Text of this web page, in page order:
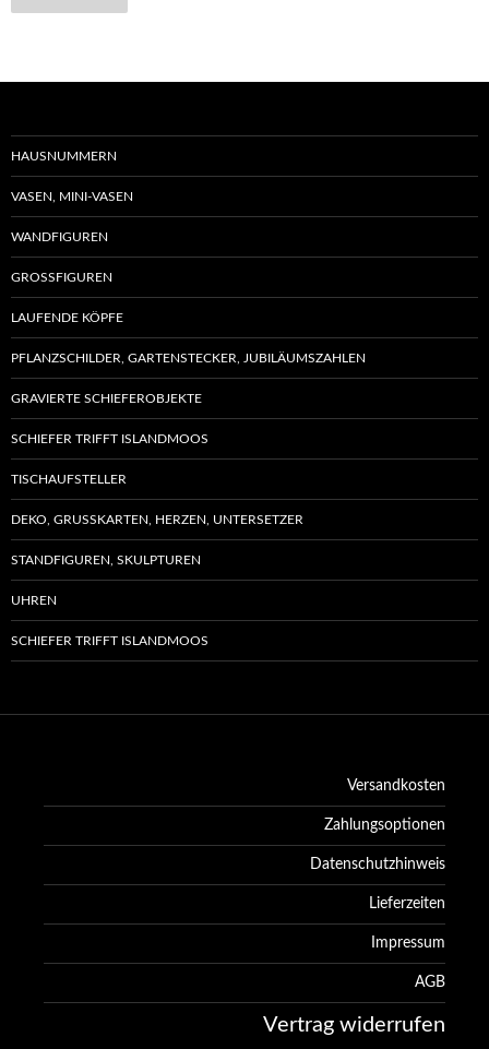
können
auf
Produktseite
auf
HAUSNUMMERN
VASEN, MINI-VASEN
WANDFIGUREN
GROSSFIGUREN
LAUFENDE KÖPFE
PFLANZSCHILDER, GARTENSTECKER, JUBILÄUMSZAHLEN
GRAVIERTE SCHIEFEROBJEKTE
SCHIEFER TRIFFT ISLANDMOOS
TISCHAUFSTELLER
DEKO, GRUSSKARTEN, HERZEN, UNTERSETZER
STANDFIGUREN, SKULPTUREN
UHREN
SCHIEFER TRIFFT ISLANDMOOS
Versandkosten
Zahlungsoptionen
Datenschutzhinweis
Lieferzeiten
Impressum
AGB
Vertrag widerrufen